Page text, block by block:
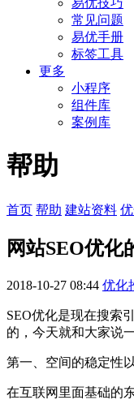
易优技巧
常见问题
易优手册
标签工具
更多
小程序
组件库
案例库
帮助
首页 帮助 建站资料
网站SEO优化
2018-10-27 08:44 优化
SEO优化是现在搜索
的，今天就和大家说
第一、空间的稳定性
在互联网里面基础的